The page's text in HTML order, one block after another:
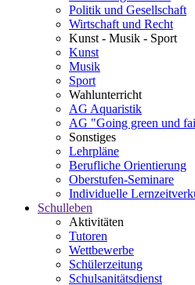
Politik und Gesellschaft
Wirtschaft und Recht
Kunst - Musik - Sport
Kunst
Musik
Sport
Wahlunterricht
AG Aquaristik
AG "Going green und
Sonstiges
Lehrpläne
Berufliche Orientierung
Oberstufen-Seminare
Individuelle
Schulleben
Aktivitäten
Tutoren
Wettbewerbe
Schülerzeitung
Schulsanitätsdienst